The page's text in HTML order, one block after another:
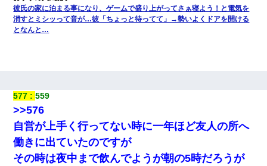
彼氏の家に泊まる事になり、ゲームで盛り上がってさぁ寝よう！と電気を
消すとミシッって音が…彼「ちょっと待ってて」→勢いよくドアを開ける
となんと…
577 559
>>576
自営が上手く行ってない時に一年ほど友人の所へ
働きに出ていたのですが
その時は夜中まで飲んでようが朝の5時だろうが